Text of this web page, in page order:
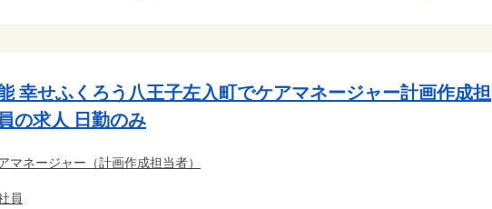
幸せふくろう八王子左入町でケアマネージャー計画作成担
の求人 日勤のみ
マネージャー （計画作成担当者）
員